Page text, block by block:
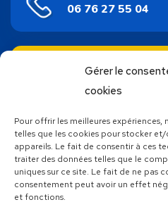
Gérer le
cookies
Pour offrir les meilleures
telles que les cookies pour stocker
appareils. Le fait de consentir à ces
traiter des données telles que le
uniques sur ce site. Le fait de ne pas
consentement peut avoir un effet
et fonctions.
06 76 27 55 04
Bons
SUIVEZ NOUS !
Découvrez toutes les autres